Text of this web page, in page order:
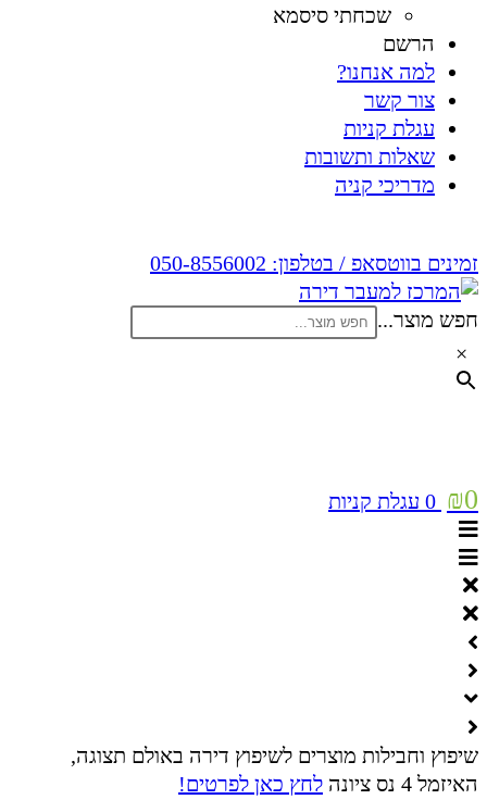
שכחתי סיסמא
הרשם
למה אנחנו?
צור קשר
עגלת קניות
שאלות ותשובות
מדריכי קניה
זמינים בווטסאפ / בטלפון: 050-8556002
חפש מוצר...
×
₪0
0 עגלת קניות
שיפוץ וחבילות מוצרים לשיפוץ דירה באולם תצוגה,
האיזמל 4 נס ציונה
לחץ כאן לפרטים!